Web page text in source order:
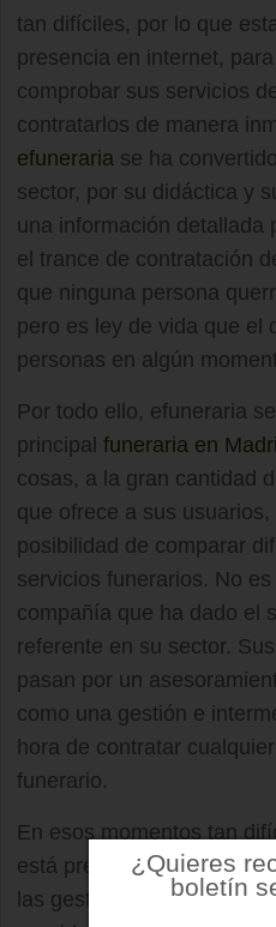
tan difíciles, por lo que
presencia en internet,
comprobar sus servicios
contratarlos de manera
efuneraria se ha
sector, por su didáctica y
una información detallada
el trance de contratación
que ninguna persona
pero es ley de vida que el
personas en algún
Por todo ello, efuneraria
principal funeraria en
cosas, a la gran cantidad
que ofrece a sus
posibilidad de comparar
servicios funerarios. No
compañía que ha dado el
referente en su sector.
pasan por un
como una gestión e
hora de contratar
funerario.
En esos momentos tan
está preparado, es
las gestiones necesarias
¿Quieres
boletín